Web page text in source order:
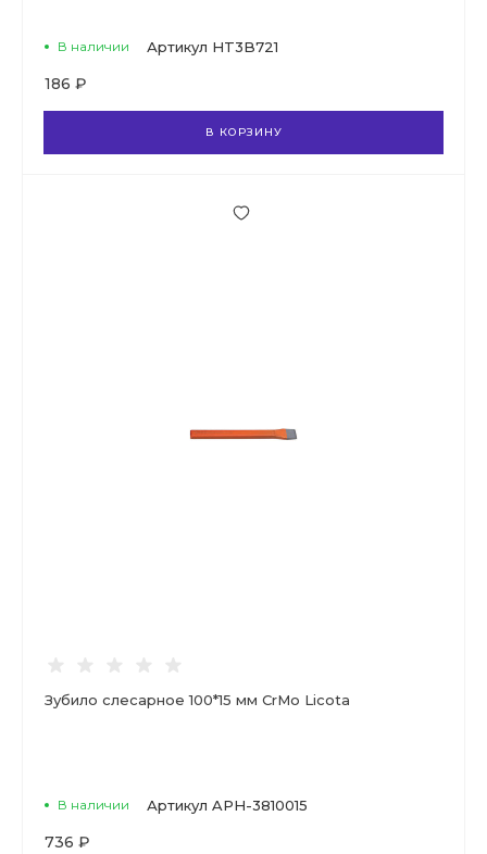
В наличии Артикул HT3B721
186 ₽
В КОРЗИНУ
Зубило слесарное 100*15 мм CrMo Licota
В наличии Артикул APH-3810015
736 ₽